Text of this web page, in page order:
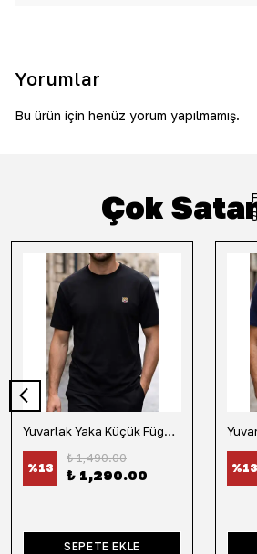
Yorumlar
Bu ürün için henüz yorum yapılmamış.
Çok
Yuvarlak Yaka Küçük Fügür Detaylı Tişört-Siyah
%13
₺ 1,490.00
₺ 1,290.00
SEPETE EKLE
%13